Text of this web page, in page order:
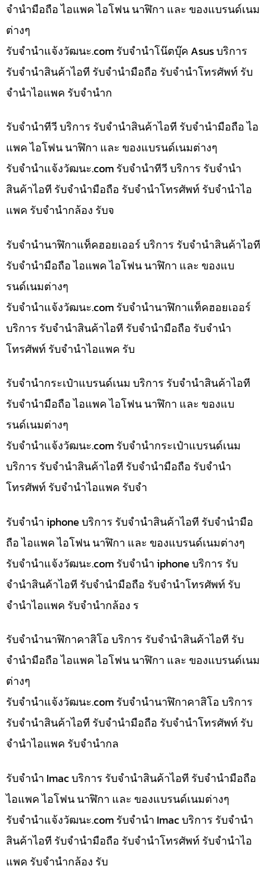
จำนำมือถือ ไอแพค ไอโฟน นาฬิกา และ ของแบรนด์เนม
ต่างๆ
รับจํานําแจ้งวัฒนะ.com รับจำนำโน๊ตบุ๊ค Asus บริการ
รับจำนำสินค้าไอที รับจำนำมือถือ รับจำนำโทรศัพท์ รับ
จำนำไอแพค รับจำนำก
รับจำนำทีวี บริการ รับจำนำสินค้าไอที รับจำนำมือถือ ไอ
แพค ไอโฟน นาฬิกา และ ของแบรนด์เนมต่างๆ
รับจํานําแจ้งวัฒนะ.com รับจำนำทีวี บริการ รับจำนำ
สินค้าไอที รับจำนำมือถือ รับจำนำโทรศัพท์ รับจำนำไอ
แพค รับจำนำกล้อง รับจ
รับจำนำนาฬิกาแท็คฮอยเออร์ บริการ รับจำนำสินค้าไอที
รับจำนำมือถือ ไอแพค ไอโฟน นาฬิกา และ ของแบ
รนด์เนมต่างๆ
รับจํานําแจ้งวัฒนะ.com รับจำนำนาฬิกาแท็คฮอยเออร์
บริการ รับจำนำสินค้าไอที รับจำนำมือถือ รับจำนำ
โทรศัพท์ รับจำนำไอแพค รับ
รับจำนำกระเป๋าแบรนด์เนม บริการ รับจำนำสินค้าไอที
รับจำนำมือถือ ไอแพค ไอโฟน นาฬิกา และ ของแบ
รนด์เนมต่างๆ
รับจํานําแจ้งวัฒนะ.com รับจำนำกระเป๋าแบรนด์เนม
บริการ รับจำนำสินค้าไอที รับจำนำมือถือ รับจำนำ
โทรศัพท์ รับจำนำไอแพค รับจำ
รับจำนำ iphone บริการ รับจำนำสินค้าไอที รับจำนำมือ
ถือ ไอแพค ไอโฟน นาฬิกา และ ของแบรนด์เนมต่างๆ
รับจํานําแจ้งวัฒนะ.com รับจำนำ iphone บริการ รับ
จำนำสินค้าไอที รับจำนำมือถือ รับจำนำโทรศัพท์ รับ
จำนำไอแพค รับจำนำกล้อง ร
รับจำนำนาฬิกาคาสิโอ บริการ รับจำนำสินค้าไอที รับ
จำนำมือถือ ไอแพค ไอโฟน นาฬิกา และ ของแบรนด์เนม
ต่างๆ
รับจํานําแจ้งวัฒนะ.com รับจำนำนาฬิกาคาสิโอ บริการ
รับจำนำสินค้าไอที รับจำนำมือถือ รับจำนำโทรศัพท์ รับ
จำนำไอแพค รับจำนำกล
รับจำนำ Imac บริการ รับจำนำสินค้าไอที รับจำนำมือถือ
ไอแพค ไอโฟน นาฬิกา และ ของแบรนด์เนมต่างๆ
รับจํานําแจ้งวัฒนะ.com รับจำนำ Imac บริการ รับจำนำ
สินค้าไอที รับจำนำมือถือ รับจำนำโทรศัพท์ รับจำนำไอ
แพค รับจำนำกล้อง รับ